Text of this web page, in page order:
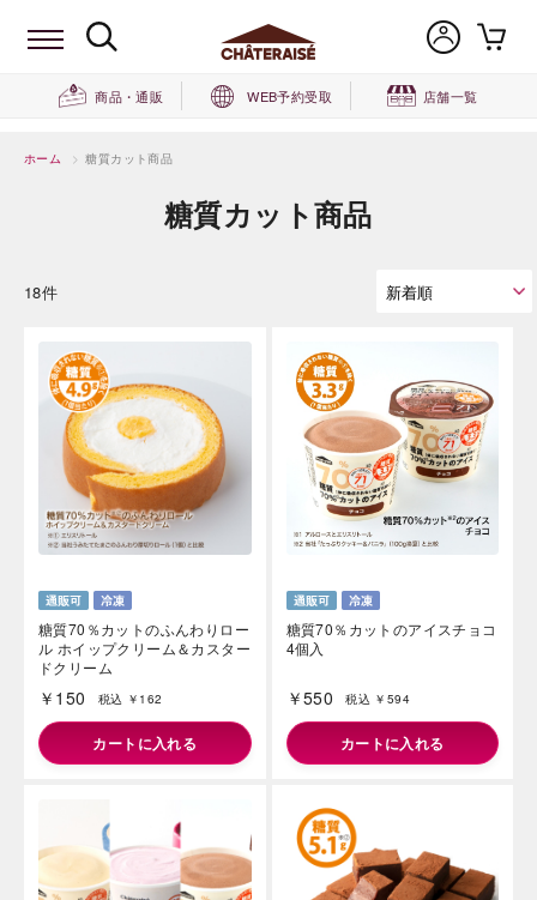
商品・通販 WEB予約受取 店舗一覧
ホーム > 糖質カット商品
糖質カット商品
18件
糖質70％カットのふんわりロー
ル ホイップクリーム＆カスター
ドクリーム
￥150 税込 ￥162
カートに入れる
糖質70％カットのアイスチョコ
4個入
￥550 税込 ￥594
カートに入れる